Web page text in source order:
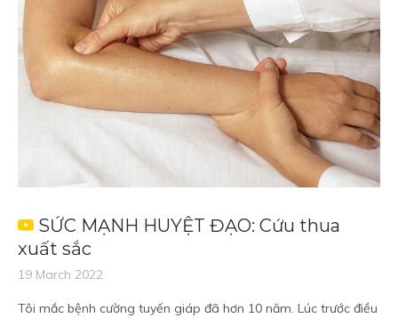
SỨC MẠNH HUYỆT ĐẠO: Cứu thua
xuất sắc
19 March 2022
Tôi mắc bệnh cường tuyến giáp đã hơn 10 năm. Lúc trước điều